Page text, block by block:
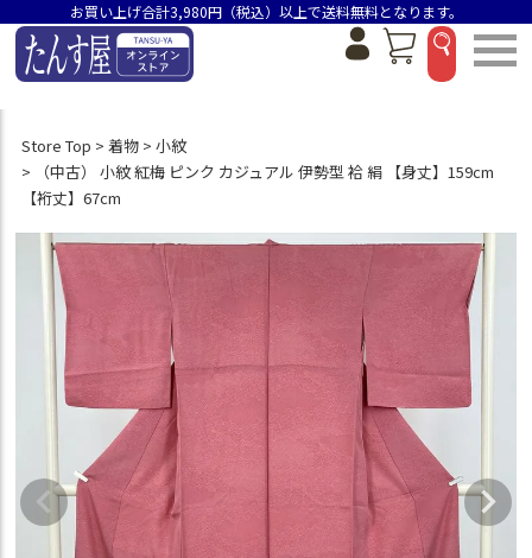
お買い上げ合計3,980円（税込）以上で送料無料となります。
Store Top 着物
小紋
（中古） 小紋 紅梅 ピンク カジュアル 伊勢型 袷 絹 【身丈】159cm
【裄丈】67cm